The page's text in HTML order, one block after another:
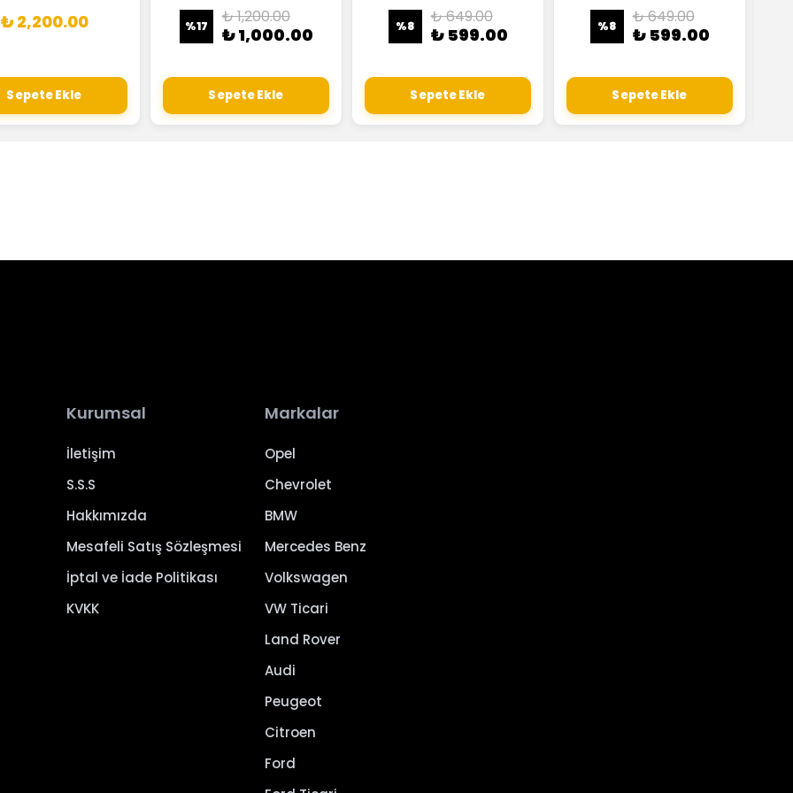
₺ 2,200.00
Sepete Ekle
%17 ₺ 1,200.00
₺ 1,000.00
Sepete Ekle
%8 ₺ 649.00
₺ 599.00
Sepete Ekle
%8 ₺ 649.00
₺ 599.00
Sepete Ekle
Kurumsal
İletişim
S.S.S
Hakkımızda
Mesafeli Satış Sözleşmesi
İptal ve İade Politikası
KVKK
Markalar
Opel
Chevrolet
BMW
Mercedes Benz
Volkswagen
VW Ticari
Land Rover
Audi
Peugeot
Citroen
Ford